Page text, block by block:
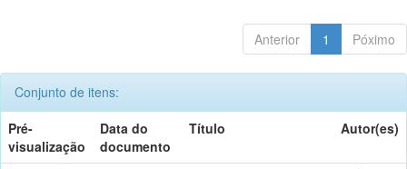
Anterior 1 Póximo
Conjunto de itens:
Pré-
visualização
Data do
documento
Título Autor(es)